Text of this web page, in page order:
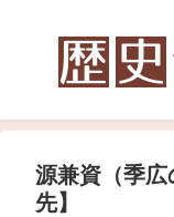
源兼資（季広
先】